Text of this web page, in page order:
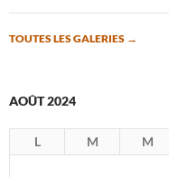
TOUTES LES GALERIES →
AOÛT 2024
L M M